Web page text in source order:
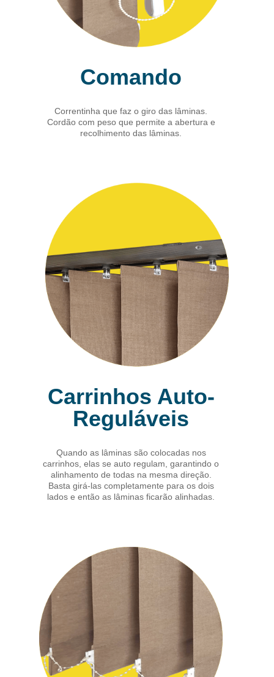
Comando
Correntinha que faz o giro das lâminas.
Cordão com peso que permite a abertura e
recolhimento das lâminas.
Carrinhos Auto-
Reguláveis
Quando as lâminas são colocadas nos
carrinhos, elas se auto regulam, garantindo o
alinhamento de todas na mesma direção.
Basta girá-las completamente para os dois
lados e então as lâminas ficarão alinhadas.